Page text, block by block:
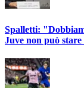
Spalletti:
Juve non può